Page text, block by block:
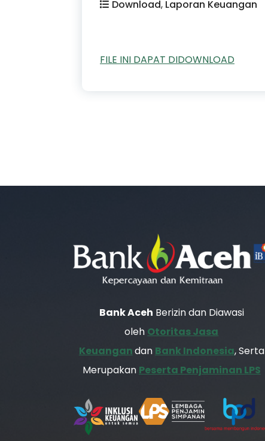
Download, Laporan Keuangan
FILE INI DAPAT DIDOWNLOAD
Bank Aceh Berizin dan Diawasi
oleh Otoritas Jasa
Keuangandan Bank Indonesia, Serta
Merupakan Peserta Penjaminan LPS